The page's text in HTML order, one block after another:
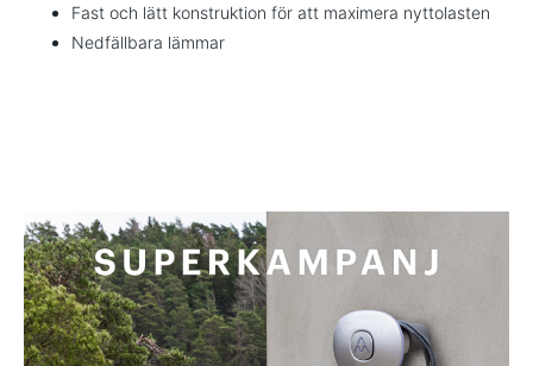
Fast och lätt konstruktion för att maximera nyttolasten
Nedfällbara lämmar